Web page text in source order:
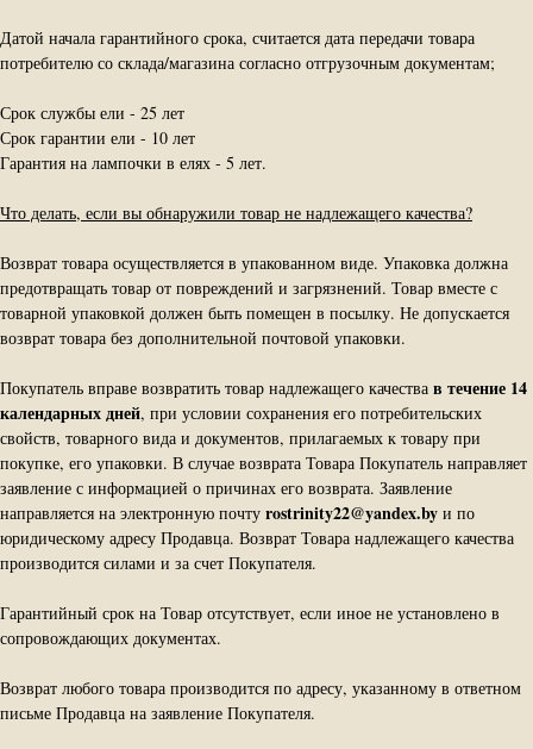
Датой начала гарантийного срока, считается дата передачи товара
потребителю со склада/магазина согласно отгрузочным документам;
Срок службы ели - 25 лет
Срок гарантии ели - 10 лет
Гарантия на лампочки в елях - 5 лет.
Что делать, если вы обнаружили товар не надлежащего качества?
Возврат товара осуществляется в упакованном виде. Упаковка должна
предотвращать товар от повреждений и загрязнений. Товар вместе с
товарной упаковкой должен быть помещен в посылку. Не допускается
возврат товара без дополнительной почтовой упаковки.
Покупатель вправе возвратить товар надлежащего качества в течение 14
календарных дней, при условии сохранения его потребительских
свойств, товарного вида и документов, прилагаемых к товару при
покупке, его упаковки. В случае возврата Товара Покупатель направляет
заявление с информацией о причинах его возврата. Заявление
направляется на электронную почту rostrinity22@yandex.by и по
юридическому адресу Продавца. Возврат Товара надлежащего качества
производится силами и за счет Покупателя.
Гарантийный срок на Товар отсутствует, если иное не установлено в
сопровождающих документах.
Возврат любого товара производится по адресу, указанному в ответном
письме Продавца на заявление Покупателя.